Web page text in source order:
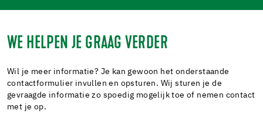
WE HELPEN JE GRAAG VERDER
Wil je meer informatie? Je kan gewoon het onderstaande
contactformulier invullen en opsturen. Wij sturen je de
gevraagde informatie zo spoedig mogelijk toe of nemen contact
met je op.